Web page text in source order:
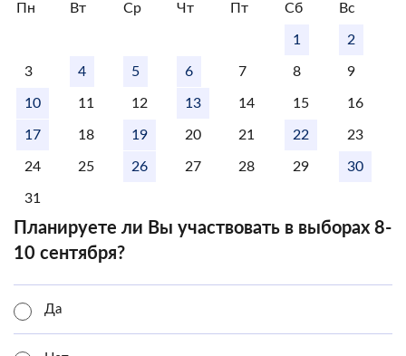
Пн Вт Ср Чт Пт Сб Вс
1 2
3 4 5 6 7 8 9
10 11 12 13 14 15 16
17 18 19 20 21 22 23
24 25 26 27 28 29 30
31
Планируете ли Вы участвовать в выборах 8-
10 сентября?
Да